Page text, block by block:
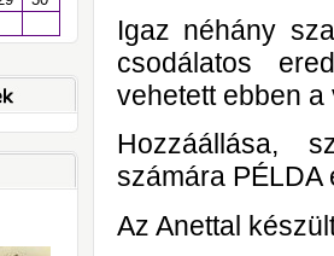
Igaz néhány
csodálatos
vehetett ebben
Hozzáállása,
számára PÉLDA
Az Anettal